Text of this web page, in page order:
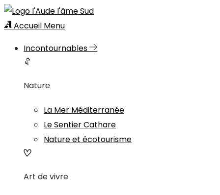
Accueil Menu
Incontournables
Nature
La Mer Méditerranée
Le Sentier Cathare
Nature et écotourisme
Art de vivre